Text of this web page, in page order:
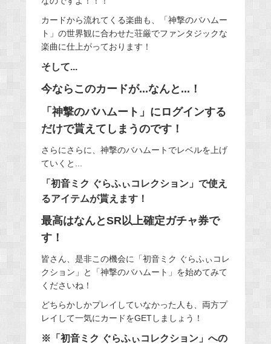
カードから流れてくる楽曲も、「神撃のバハムー
ト」の世界観に合わせた荘厳でファンタジックな
楽曲に仕上がっております！
そして...
今ならこのカードが...なんと...！
「神撃のバハムート」にログインする
だけで貰えてしまうのです！
さらにさらに、神撃のバハムートでレベルを上げ
ていくと...
「初音ミク ぐらふぃコレクション」で使え
るアイテムが貰えます！
最高はなんとSR以上確定ガチャ券で
す！
皆さん、是非この機会に「初音ミク ぐらふぃコレ
クション」と「神撃のバハムート」を始めてみて
くださいね！
どちらかしかプレイしていなかった人も、両方プ
レイして一気にカードをGETしましょう！
※「初音ミク ぐらふぃコレクション」への